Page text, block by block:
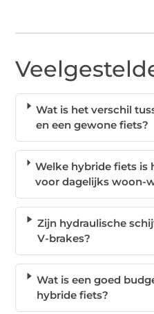
Wat is het verschil
en een gewone fiets?
Welke hybride fiets is
voor dagelijks woon-
Zijn hydraulische
V-brakes?
Wat is een goed
hybride fiets?